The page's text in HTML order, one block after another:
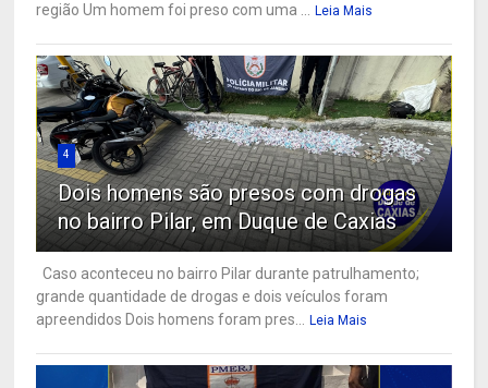
região Um homem foi preso com uma ... Leia Mais
4
Dois homens são presos com drogas
no bairro Pilar, em Duque de Caxias
Caso aconteceu no bairro Pilar durante patrulhamento;
grande quantidade de drogas e dois veículos foram
apreendidos Dois homens foram pres... Leia Mais